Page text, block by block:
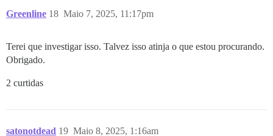
Greenline Maio 7, 2025, 11:17pm
18
Terei que investigar isso. Talvez isso atinja o que estou procurando.
Obrigado.
2 curtidas
satonotdead Maio 8, 2025, 1:16am
19